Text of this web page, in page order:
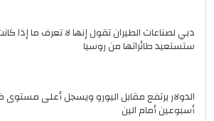
دبي لصناعات الطيران تقول إنها لا تعرف ما إذا
ستستعيد طائراتها من روسيا
الدولار يرتفع مقابل اليورو ويسجل أعلى
أسبوعين أمام الين